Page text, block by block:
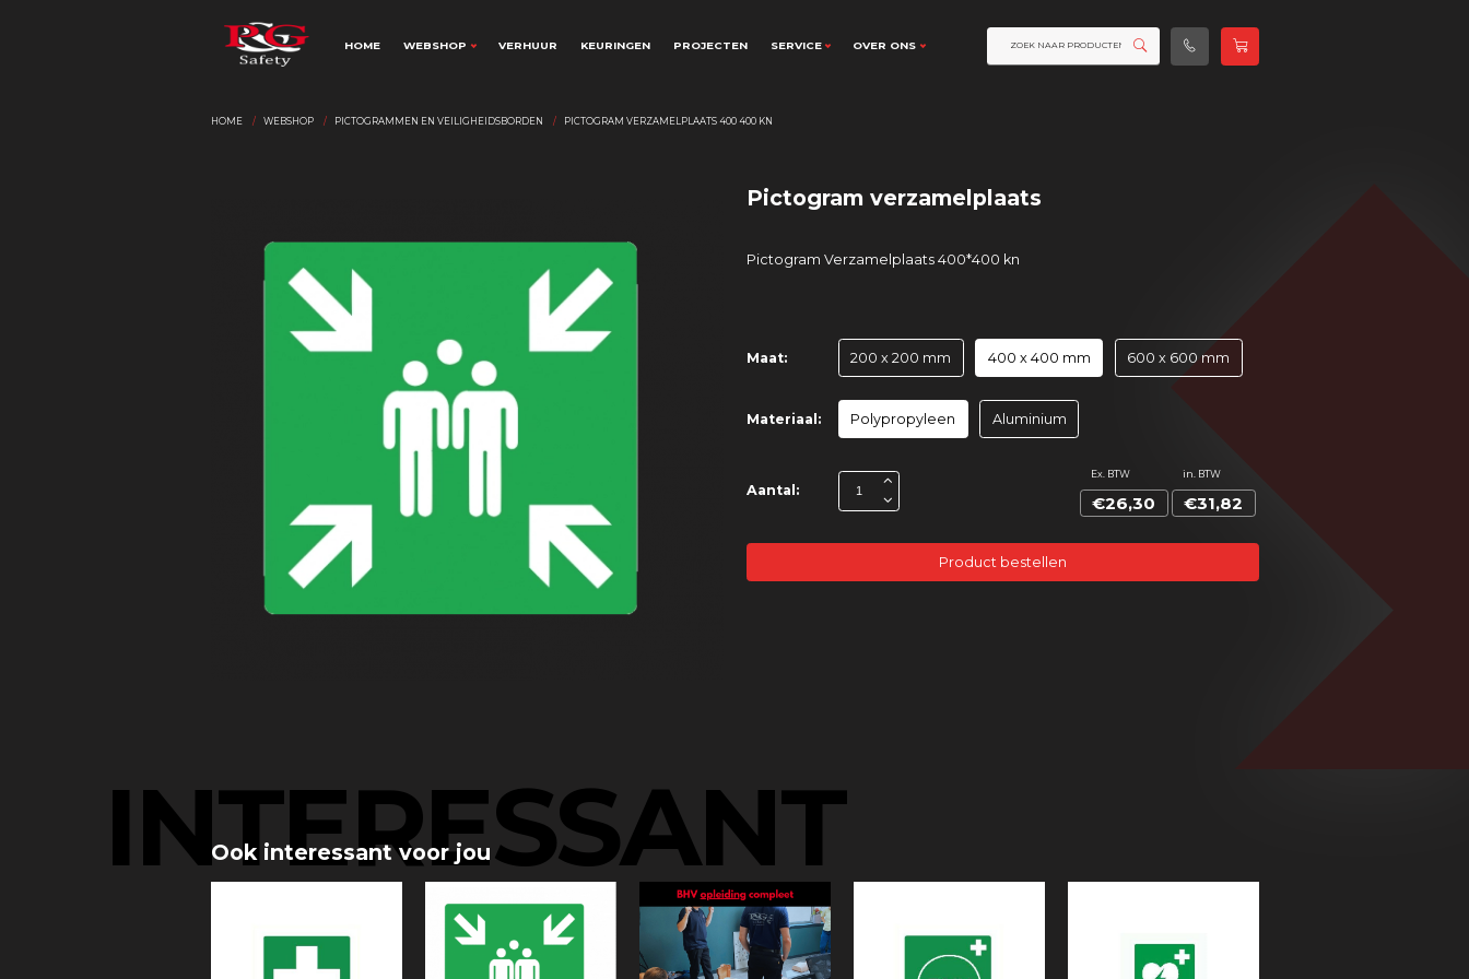
HOME WEBSHOP VERHUUR KEURINGEN PROJECTEN SERVICE OVER ONS
HOME WEBSHOP PICTOGRAMMEN EN VEILIGHEIDSBORDEN PICTOGRAM VERZAMELPLAATS 400 400 KN
Pictogram verzamelplaats
Pictogram Verzamelplaats 400*400 kn
Maat: 200 x 200 mm 400 x 400 mm 600 x 600 mm
Materiaal: Polypropyleen Aluminium
Aantal:
Ex. BTW in. BTW
€26,30 €31,82
Product bestellen
Ook interessant voor jou
INTERESSANT